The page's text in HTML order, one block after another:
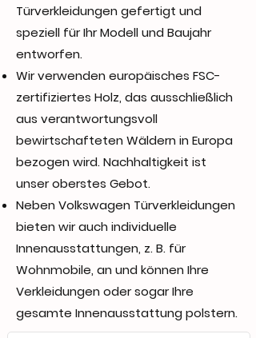
Türverkleidungen gefertigt und
speziell für Ihr Modell und Baujahr
entworfen.
Wir verwenden europäisches FSC-
zertifiziertes Holz, das ausschließlich
aus verantwortungsvoll
bewirtschafteten Wäldern in Europa
bezogen wird. Nachhaltigkeit ist
unser oberstes Gebot.
Neben Volkswagen Türverkleidungen
bieten wir auch individuelle
Innenausstattungen, z. B. für
Wohnmobile, an und können Ihre
Verkleidungen oder sogar Ihre
gesamte Innenausstattung polstern.